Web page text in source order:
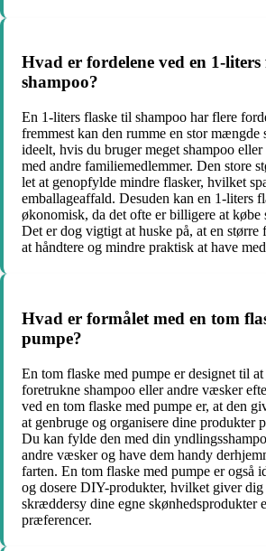
Hvad er fordelene ved en 1-
shampoo?
En 1-liters flaske til shampoo har flere
fremmest kan den rumme en stor mængde
ideelt, hvis du bruger meget shampoo
med andre familiemedlemmer. Den store
let at genopfylde mindre flasker, hvilket
emballageaffald. Desuden kan en 1-liters
økonomisk, da det ofte er billigere at købe
Det er dog vigtigt at huske på, at en
at håndtere og mindre praktisk at have
Hvad er formålet med en tom
pumpe?
En tom flaske med pumpe er designet til
foretrukne shampoo eller andre væsker
ved en tom flaske med pumpe er, at den
at genbruge og organisere dine produkter
Du kan fylde den med din
andre væsker og have dem handy
farten. En tom flaske med pumpe er også
og dosere DIY-produkter, hvilket giver
skræddersy dine egne skønhedsprodukter
præferencer.